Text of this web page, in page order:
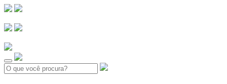
Search: